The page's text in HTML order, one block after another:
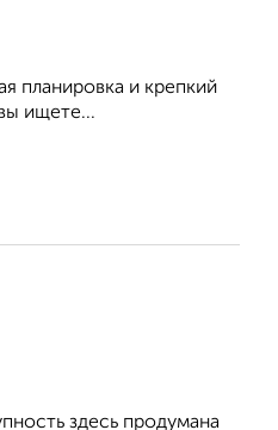
планировка и крепкий
ищете...
здесь продумана